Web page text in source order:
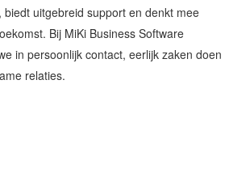
biedt uitgebreid support en denkt mee
Bij MiKi Business Software
in persoonlijk contact, eerlijk zaken doen
relaties.